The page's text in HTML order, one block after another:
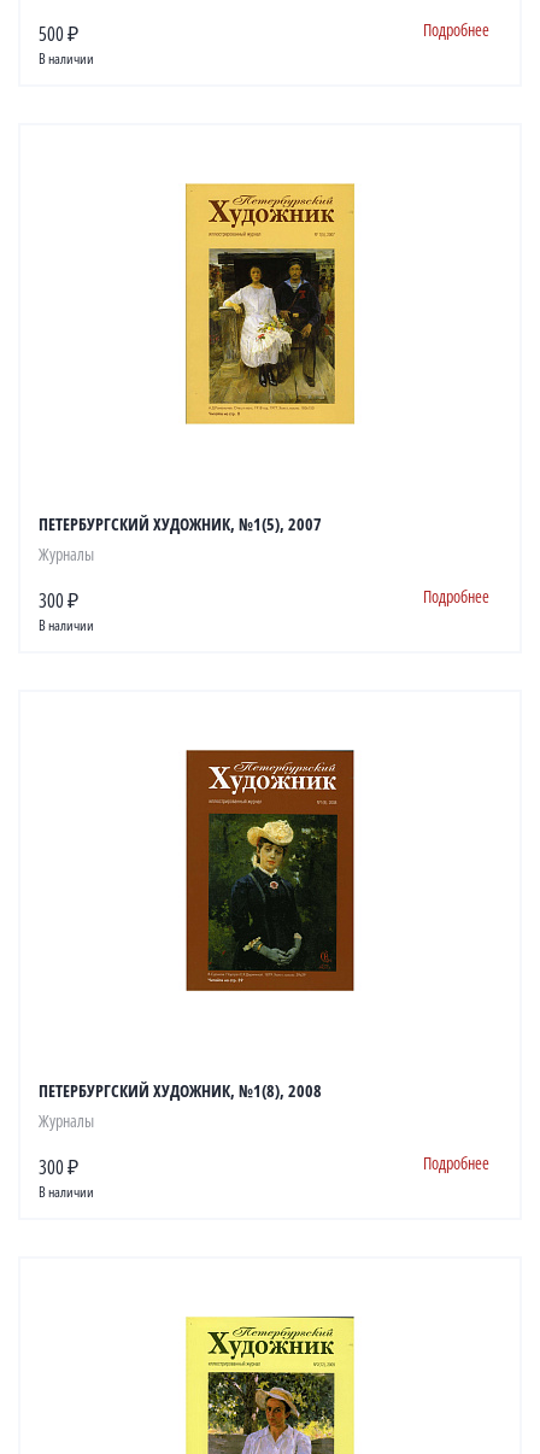
500 ₽ Подробнее
В наличии
ПЕТЕРБУРГСКИЙ ХУДОЖНИК, №1(5), 2007
Журналы
300 ₽ Подробнее
В наличии
ПЕТЕРБУРГСКИЙ ХУДОЖНИК, №1(8), 2008
Журналы
300 ₽ Подробнее
В наличии